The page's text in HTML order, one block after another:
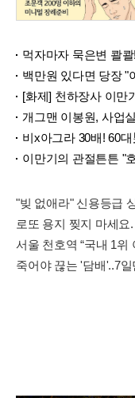
먹자마자 묵은변 콸
백만원 있다면 당장 "이
[화제] 천하장사 이만기의
개그맨 이봉원, 사업
비x아그라 30배! 60
이만기의 관절튼튼 "
"빚 없애라" 신용등급
로또 용지 찢지 마세요
서울 천호역 “국내 1위
죽어야 끊는 '담배'..7